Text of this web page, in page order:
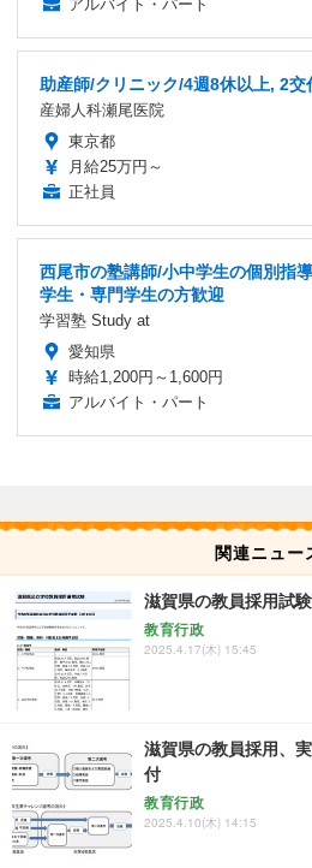
アルバイト・パート
助産師/クリニック/4週8休以上, 2交
産婦人科瀬尾医院
東京都
月給25万円～
正社員
西尾市の塾講師/小中学生の個別指
学生・専門学生の方歓迎
学習塾 Study at
愛知県
時給1,200円～1,600円
アルバイト・パート
関連ニュー
滋賀県の教員採用試
教育行政
2025.4.17(木) 15:45
滋賀県の教員採用、
付
教育行政
2025.4.10(木) 14:15